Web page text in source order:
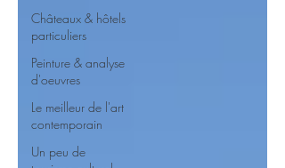
Châteaux & hôtels
particuliers
Peinture & analyse
d'oeuvres
Le meilleur de l'art
contemporain
Un peu de